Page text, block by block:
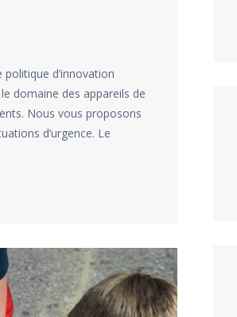
politique d’innovation
domaine des appareils de
Nous vous proposons
d’urgence. Le